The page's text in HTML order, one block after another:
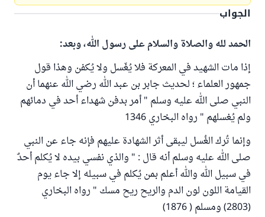
الجواب
الحمد لله والصلاة والسلام على رسول الله، وبعد:
إذا مات الشهيد في المعركة فلا يُغّسل ولا يُكفن وهذا قول
جمهور العلماء ؛ لحديث جابر بن عبد الله رضي الله عنهما أن
النبي صلى الله عليه وسلم " أمر بدفن شهداء أحد في دمائهم
ولم يُغسلهم " رواه البخاري 1346
وإنما تُرك الغُسل ليبقى أثر الشهادة عليهم فإنه جاء عن النبي
صلى الله عليه وسلم أنه قال : " والذي نفسي بيده لا يُكلم أحدٌ
في سبيل الله والله أعلم بمن يُكلم في سبيله إلا جاء يوم
القيامة اللون لون الدم والريح ريح مسك " رواه البخاري
(2803) ومسلم ( 1876)